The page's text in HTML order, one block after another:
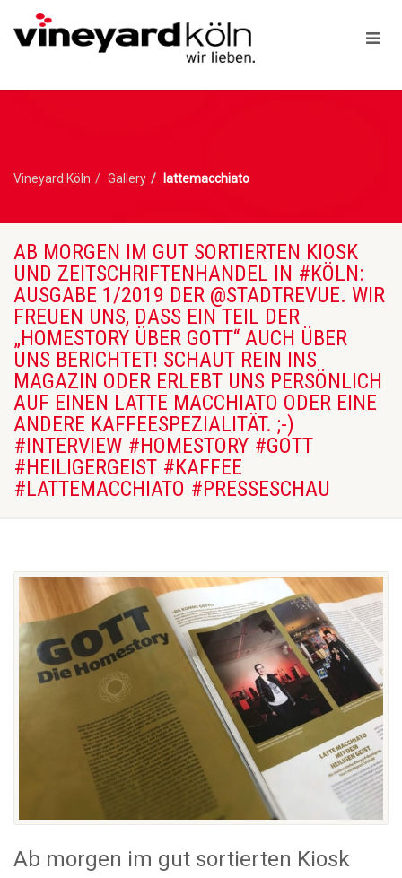
Vineyard Köln Gallery lattemacchiato
AB MORGEN IM GUT SORTIERTEN KIOSK
UND ZEITSCHRIFTENHANDEL IN #KÖLN:
AUSGABE 1/2019 DER @STADTREVUE. WIR
FREUEN UNS, DASS EIN TEIL DER
„HOMESTORY ÜBER GOTT“ AUCH ÜBER
UNS BERICHTET! SCHAUT REIN INS
MAGAZIN ODER ERLEBT UNS PERSÖNLICH
AUF EINEN LATTE MACCHIATO ODER EINE
ANDERE KAFFEESPEZIALITÄT. ;-)
#INTERVIEW #HOMESTORY #GOTT
#HEILIGERGEIST #KAFFEE
#LATTEMACCHIATO #PRESSESCHAU
Ab morgen im gut sortierten Kiosk